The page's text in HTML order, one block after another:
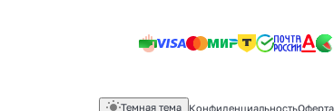
Темная тема КонфиденциальностьОферта